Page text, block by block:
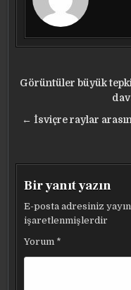
Yazı
Görüntüler büyük
← İsviçre raylar
Bir yanıt yazın
E-posta adresiniz
işaretlenmişlerdir
Yorum *